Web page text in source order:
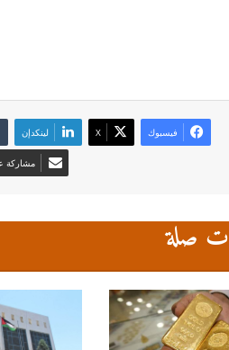
فيسبوك ‫X لينكدإن
مشاركة
صلة